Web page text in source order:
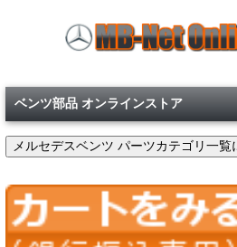
ベンツ部品 オンラインストア